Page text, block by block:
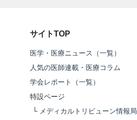
サイトTOP
医学・医療ニュース（一覧）
人気の医師連載・医療コラム
学会レポート（一覧）
特設ページ
└ メディカルトリビューン情報局